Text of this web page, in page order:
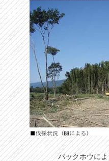
バックホウに